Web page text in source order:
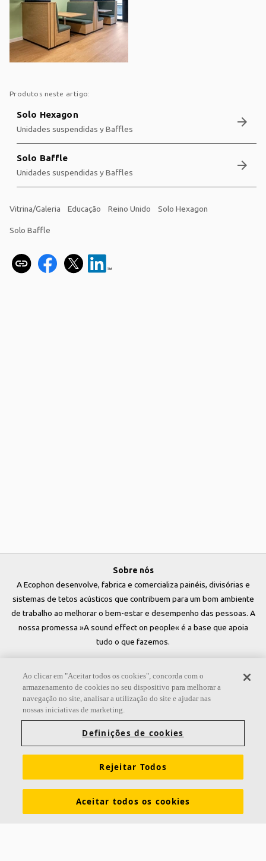
Produtos neste artigo:
Solo Hexagon
Unidades suspendidas y Baffles arrow_forward
Solo Baffle
Unidades suspendidas y Baffles arrow_forward
Vitrina/Galeria Educação Reino Unido Solo Hexagon
Solo Baffle
Sobre nós
A Ecophon desenvolve, fabrica e comercializa painéis, divisórias e
sistemas de tetos acústicos que contribuem para um bom ambiente
de trabalho ao melhorar o bem-estar e desempenho das pessoas. A
nossa promessa »A sound effect on people« é a base que apoia
tudo o que fazemos.
Links
Sobre a Ecophon Conhecimentos sobre acústica
Cores e superfícies Exigências funcionais
Sustentabilidade Tools & Services Informação legal
Ao clicar em "Aceitar todos os cookies", concorda com o
armazenamento de cookies no seu dispositivo para melhorar a
navegação no site, analisar a utilização do site e ajudar nas
nossas iniciativas de marketing.
Definições de cookies
Rejeitar Todos
Aceitar todos os cookies